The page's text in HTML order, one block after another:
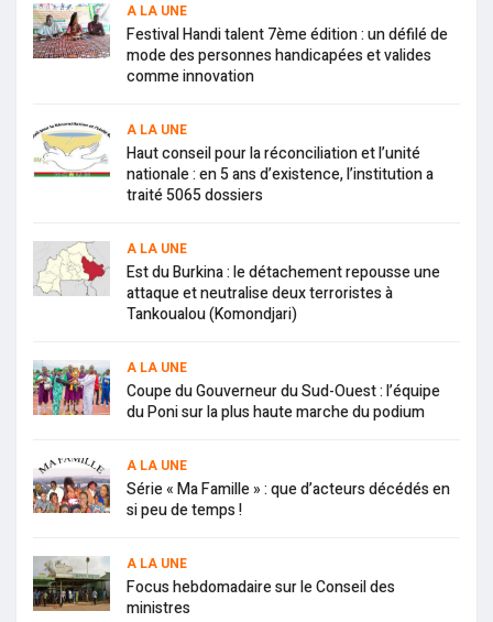
A LA UNE
Festival Handi talent 7ème édition : un défilé de
mode des personnes handicapées et valides
comme innovation
A LA UNE
Haut conseil pour la réconciliation et l’unité
nationale : en 5 ans d’existence, l’institution a
traité 5065 dossiers
A LA UNE
Est du Burkina : le détachement repousse une
attaque et neutralise deux terroristes à
Tankoualou (Komondjari)
A LA UNE
Coupe du Gouverneur du Sud-Ouest : l’équipe
du Poni sur la plus haute marche du podium
A LA UNE
Série « Ma Famille » : que d’acteurs décédés en
si peu de temps !
A LA UNE
Focus hebdomadaire sur le Conseil des
ministres